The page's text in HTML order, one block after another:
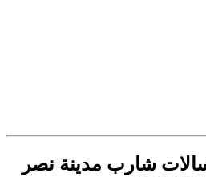
شارب مدينة نصر